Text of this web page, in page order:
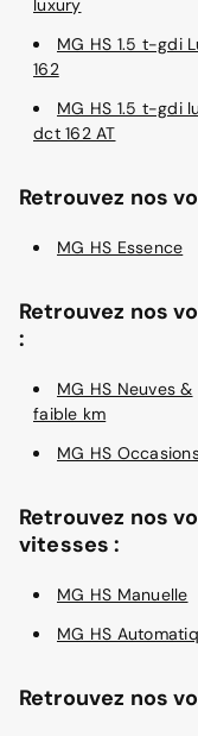
luxury
MG HS 1.5 t-gdi
162
MG HS 1.5 t-gdi
dct 162 AT
Retrouvez nos
MG HS Essence
Retrouvez nos
:
MG HS Neuves &
faible km
MG HS
Retrouvez nos
vitesses :
MG HS Manuelle
MG HS
Retrouvez nos